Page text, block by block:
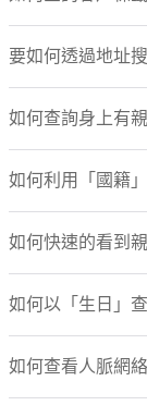
要如何透過地址
如何查詢身上有
如何利用「國籍
如何快速的看到
如何以「生日」
如何查看人脈網